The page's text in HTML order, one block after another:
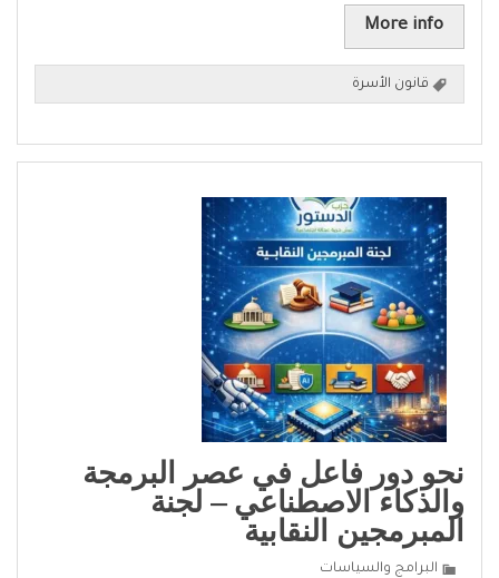
More info
قانون الأسرة
نحو دور فاعل في عصر البرمجة
والذكاء الاصطناعي – لجنة
المبرمجين النقابية
البرامج والسياسات